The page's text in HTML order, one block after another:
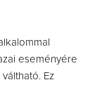
eseményére
Ez